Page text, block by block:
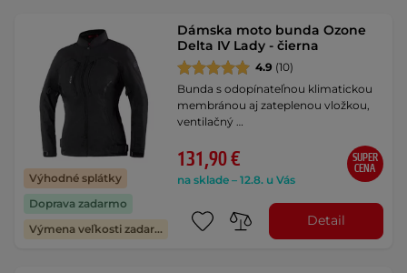
Výhodné splátky
Doprava zadarmo
Výmena veľkosti zadarmo
Dámska moto bunda Ozone
Delta IV Lady - čierna
4.9 (10)
Bunda s odopínateľnou klimatickou
membránou aj zateplenou vložkou,
ventilačný …
131,90 €
na sklade – 12.8. u Vás
SUPER
CENA
Detail